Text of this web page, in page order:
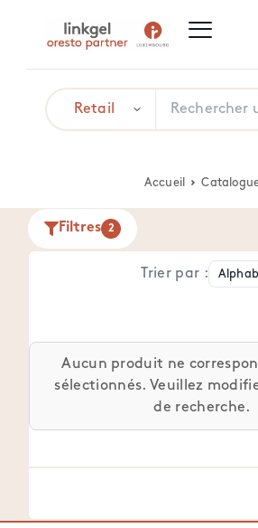
Accueil
Filtres 2
Trier par :
Aucun produit ne
sélectionnés. Veuillez
de recherche.